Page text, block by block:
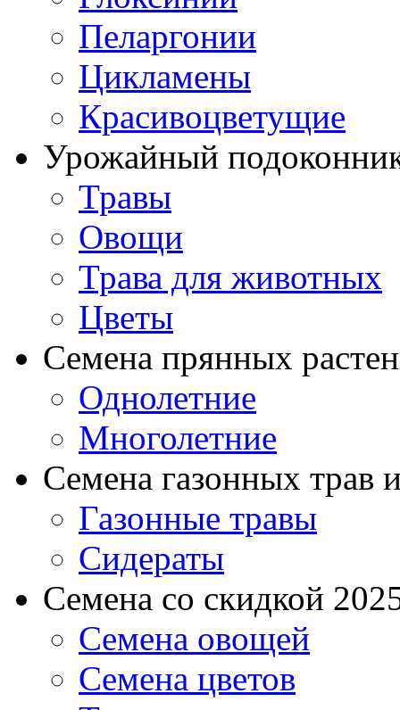
Пеларгонии
Цикламены
Красивоцветущие
Урожайный
Травы
Овощи
Трава для животных
Цветы
Семена прянных
Однолетние
Многолетние
Семена газонных трав
Газонные травы
Сидераты
Семена со скидкой
Семена овощей
Семена цветов